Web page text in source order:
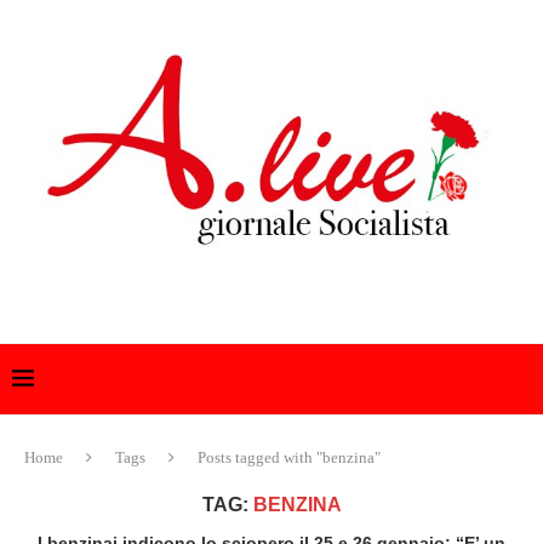
Home Tags Posts tagged with "benzina"
TAG: BENZINA